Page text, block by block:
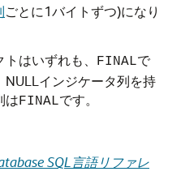
ごとに1バイトずつ)になり
はいずれも、
FINALで
インジケータ列を持
はFINALです。
SQL言語リファレ